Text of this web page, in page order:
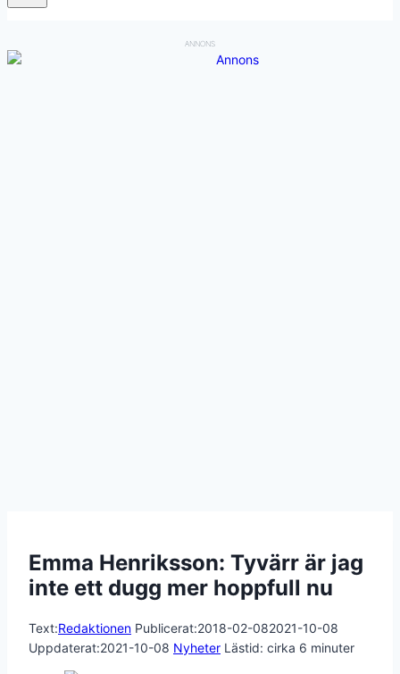
ANNONS
Emma Henriksson: Tyvärr är jag
inte ett dugg mer hoppfull nu
Text:Redaktionen Publicerat:2018-02-082021-10-08
Uppdaterat:2021-10-08 Nyheter Lästid: cirka 6 minuter